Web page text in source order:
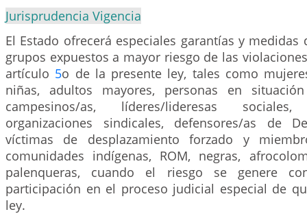
Jurisprudencia Vigencia
El Estado ofrecerá especiales garantías y
grupos expuestos a mayor riesgo de las
artículo 5o de la presente ley, tales como
niñas, adultos mayores, personas en
campesinos/as, líderes/lideresas
organizaciones sindicales, defensores/as de
víctimas de desplazamiento forzado y
comunidades indígenas, ROM, negras,
palenqueras, cuando el riesgo se genere
participación en el proceso judicial especial de
ley.